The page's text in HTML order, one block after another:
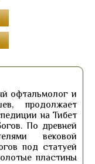
офтальмолог и
продолжает
на Тибет
По древней
вековой
под статуей
пластины